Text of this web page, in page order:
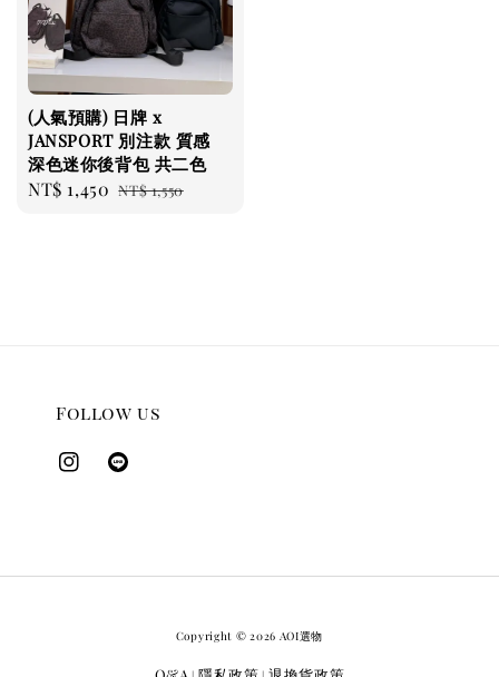
(人氣預購) 日牌 x
JANSPORT 別注款 質感
深色迷你後背包 共二色
Sale
NT$ 1,450 Regular
NT$ 1,550
Follow us
Copyright © 2026 AOI選物